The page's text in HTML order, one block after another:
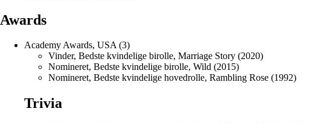
Awards
Academy Awards, USA (3)
Vinder, Bedste kvindelige birolle, Marriage Story (2020)
Nomineret, Bedste kvindelige birolle, Wild (2015)
Nomineret, Bedste kvindelige hovedrolle, Rambling Rose (1992)
Trivia